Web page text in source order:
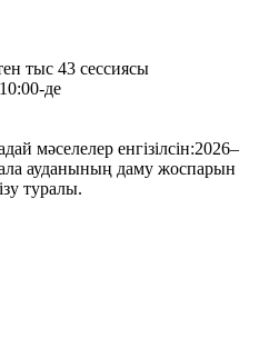
тыс 43 сессиясы
де
мәселелер енгізілсін:2026–
ауданының даму жоспарын
туралы.